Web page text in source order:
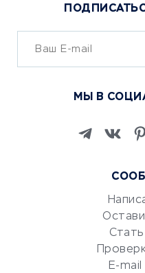
Сервисы доставки
ОБУЧЕНИЕ И РАБОТА
Изучение
Маркетинг и
Репетиторство
Красота и
Сервисы по поиску
Сетевой маркетинг
E-
МЫ В